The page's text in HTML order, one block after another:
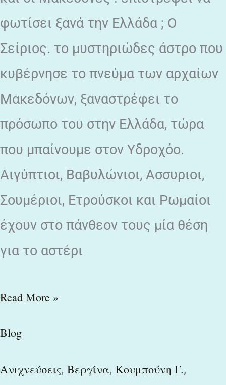
φωτίσει ξανά την Ελλάδα ; Ο
Σείριος. το μυστηριώδες άστρο που
κυβέρνησε το πνεύμα των αρχαίων
Μακεδόνων, ξαναστρέφει το
πρόσωπο του στην Ελλάδα, τώρα
που μπαίνουμε στον Υδροχόο.
Αιγύπτιοι, Βαβυλώνιοι, Ασσυριοι,
Σουμέριοι, Ετρούσκοι και Ρωμαίοι
έχουν στο πάνθεον τους μία θέση
για το αστέρι
Read More »
Blog
Ανιχνεύσεις, Βεργίνα, Κουμπούνη Γ.,